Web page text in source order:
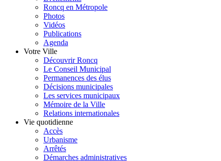
Roncq en Métropole
Photos
Vidéos
Publications
Agenda
Votre Ville
Découvrir Roncq
Le Conseil Municipal
Permanences des élus
Décisions municipales
Les services municipaux
Mémoire de la Ville
Relations internationales
Vie quotidienne
Accès
Urbanisme
Arrêtés
Démarches administratives